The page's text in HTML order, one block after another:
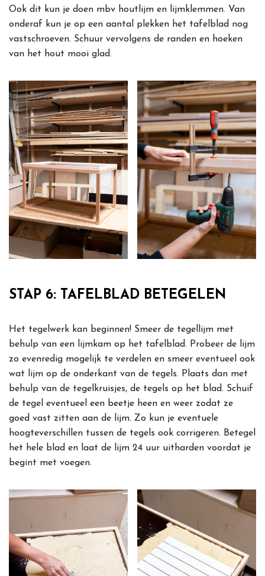
Ook dit kun je doen mbv houtlijm en lijmklemmen. Van
onderaf kun je op een aantal plekken het tafelblad nog
vastschroeven. Schuur vervolgens de randen en hoeken
van het hout mooi glad.
STAP 6: TAFELBLAD BETEGELEN
Het tegelwerk kan beginnen! Smeer de tegellijm met
behulp van een lijmkam op het tafelblad. Probeer de lijm
zo evenredig mogelijk te verdelen en smeer eventueel ook
wat lijm op de onderkant van de tegels. Plaats dan met
behulp van de tegelkruisjes, de tegels op het blad. Schuif
de tegel eventueel een beetje heen en weer zodat ze
goed vast zitten aan de lijm. Zo kun je eventuele
hoogteverschillen tussen de tegels ook corrigeren. Betegel
het hele blad en laat de lijm 24 uur uitharden voordat je
begint met voegen.